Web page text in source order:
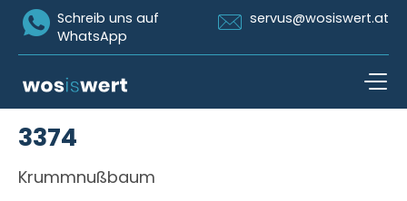
Icon Whatsapp
Schreib uns auf
WhatsApp
Icon Email
servus@wosiswert.at
3374
Krummnußbaum